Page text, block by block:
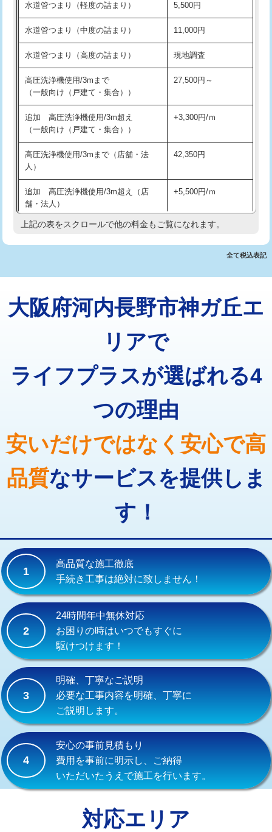
洗面台設置 38,500円
化粧台設置 22,000円
追加人工 16,500円
廃棄・処分 現場見積
※給水管工事は20mmまでの価格です。
交換・取付(排水栓・排水トラップ
22,000円+材料費
持込商品取付（混合水栓）
持込商品取付（浄水器・分岐水栓） 16,500円
業）
排水管工事（追加 排水管工事/3ｍ超
え）
マス交換（土の掘削・埋め戻し作業） 11,000円~
マス交換（深さ50㎝以上） 66,000円
コンクリート斫り（厚さ10㎝超え）
モルタル補修（厚さ10㎝まで） 27,500円
16,500円
廃棄・処分 現場見積
水道管つまり（軽度の詰まり） 5,500円
水道管つまり（中度の詰まり） 11,000円
水道管つまり（高度の詰まり） 現地調査
高圧洗浄機使用/3mまで
（一般向け（戸建て・集合））
27,500円～
追加 高圧洗浄機使用/3m超え
（一般向け（戸建て・集合））
+3,300円/ｍ
高圧洗浄機使用/3mまで（店舗・法
人）
42,350円
追加 高圧洗浄機使用/3m超え（店
舗・法人）
+5,500円/ｍ
高度高圧洗浄換 現地調査
トーラー機使用/3mまで 33,000円
追加トーラー機使用/3m超え +3,300円
止水・漏水調査・防水処理・清掃・修
11,000円
止水・漏水調査・防水処理・清掃・修
22,000円
止水・漏水調査・防水処理・清掃・修
理・調整・分解・加工など（重作業）
33,000円
その他部品の脱着 8,800円～
交換・取付(単水栓（壁付・デッキ
式）)
13,200円+材料費
交換・取付(混合水栓（壁付・デッキ
式・ワンホール）)
16,500円+材料費
交換・取付(排水栓・排水トラップ
（P/S/ポップアップ））
交換・取付（その他部品）
持込商品取付（単水栓）
持込商品取付（混合水栓） 16,500円
持込商品取付（浄水器・分岐水栓） 16,500円
給水管工事※（ホール加工)
給水管工事※（バンド止め) 3,300円
給水管工事※（保温材使用（バンド止
5,500円
上記の表をスクロールで他の料金もご覧になれます。
全て税込表記
大阪府河内長野市神ガ丘エ
リアで
ライフプラスが選ばれる4
つの理由
安いだけではなく安心で高
品質なサービスを提供しま
す！
1
高品質な施工徹底
手続き工事は絶対に致しません！
2
24時間年中無休対応
お困りの時はいつでもすぐに
駆けつけます！
3
明確、丁寧なご説明
必要な工事内容を明確、丁寧に
ご説明します。
4
安心の事前見積もり
費用を事前に明示し、ご納得
いただいたうえで施工を行います。
対応エリア